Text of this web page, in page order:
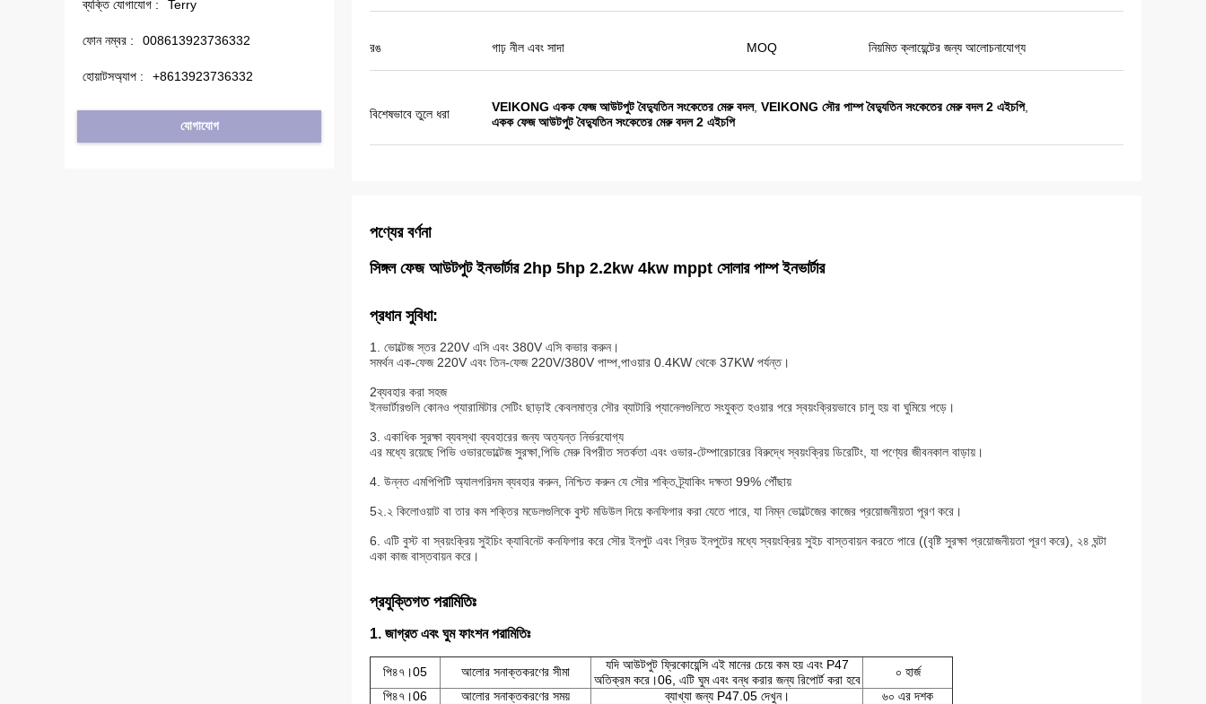
ব্যক্তি যোগাযোগ : Terry
ফোন নম্বর : 008613923736332
হোয়াটসঅ্যাপ : +8613923736332
যোগাযোগ
রঙ গাঢ় নীল এবং সাদা MOQ নিয়মিত ক্লায়েন্টের জন্য আলোচনাযোগ্য
বিশেষভাবে তুলে ধরা VEIKONG একক ফেজ আউটপুট বৈদ্যুতিন সংকেতের মেরু বদল, VEIKONG সৌর পাম্প বৈদ্যুতিন সংকেতের মেরু বদল 2 এইচপি,
একক ফেজ আউটপুট বৈদ্যুতিন সংকেতের মেরু বদল 2 এইচপি
পণ্যের বর্ণনা
সিঙ্গল ফেজ আউটপুট ইনভার্টার 2hp 5hp 2.2kw 4kw mppt সোলার পাম্প ইনভার্টার
প্রধান সুবিধা:
1. ভোল্টেজ স্তর 220V এসি এবং 380V এসি কভার করুন।
সমর্থন এক-ফেজ 220V এবং তিন-ফেজ 220V/380V পাম্প,পাওয়ার 0.4KW থেকে 37KW পর্যন্ত।
2ব্যবহার করা সহজ
ইনভার্টারগুলি কোনও প্যারামিটার সেটিং ছাড়াই কেবলমাত্র সৌর ব্যাটারি প্যানেলগুলিতে সংযুক্ত হওয়ার পরে স্বয়ংক্রিয়ভাবে চালু হয় বা ঘুমিয়ে পড়ে।
3. একাধিক সুরক্ষা ব্যবস্থা ব্যবহারের জন্য অত্যন্ত নির্ভরযোগ্য
এর মধ্যে রয়েছে পিভি ওভারভোল্টেজ সুরক্ষা,পিভি মেরু বিপরীত সতর্কতা এবং ওভার-টেম্পারেচারের বিরুদ্ধে স্বয়ংক্রিয় ডিরেটিং, যা পণ্যের জীবনকাল বাড়ায়।
4. উন্নত এমপিপিটি অ্যালগরিদম ব্যবহার করুন, নিশ্চিত করুন যে সৌর শক্তি ট্র্যাকিং দক্ষতা 99% পৌঁছায়
5২.২ কিলোওয়াট বা তার কম শক্তির মডেলগুলিকে বুস্ট মডিউল দিয়ে কনফিগার করা যেতে পারে, যা নিম্ন ভোল্টেজের কাজের প্রয়োজনীয়তা পূরণ করে।
6. এটি বুস্ট বা স্বয়ংক্রিয় সুইচিং ক্যাবিনেট কনফিগার করে সৌর ইনপুট এবং গ্রিড ইনপুটের মধ্যে স্বয়ংক্রিয় সুইচ বাস্তবায়ন করতে পারে ((বৃষ্টি সুরক্ষা প্রয়োজনীয়তা পূরণ করে), ২৪ ঘন্টা
একা কাজ বাস্তবায়ন করে।
প্রযুক্তিগত পরামিতিঃ
1. জাগ্রত এবং ঘুম ফাংশন পরামিতিঃ
পি৪৭।05 আলোর সনাক্তকরণের সীমা
যদি আউটপুট ফ্রিকোয়েন্সি এই মানের চেয়ে কম হয় এবং P47
অতিক্রম করে।06, এটি ঘুম এবং বন্ধ করার জন্য রিপোর্ট করা হবে
০ হার্জ
পি৪৭।06
আলোর সনাক্তকরণের সময় ব্যাখ্যা জন্য P47.05 দেখুন। ৬০ এর দশক